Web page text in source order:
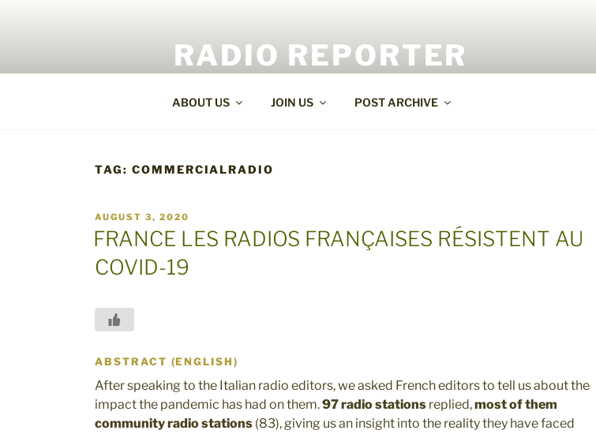
RADIO REPORTER
ABOUT US JOIN US POST ARCHIVE
TAG: COMMERCIALRADIO
POSTED
ON
AUGUST 3, 2020
FRANCE LES RADIOS FRANÇAISES RÉSISTENT AU
COVID-19
ABSTRACT (ENGLISH)
After speaking to the Italian radio editors, we asked French editors to tell us about the
impact the pandemic has had on them.97 radio stations replied,most of them
community radio stations (83), giving us an insight into the reality they have faced